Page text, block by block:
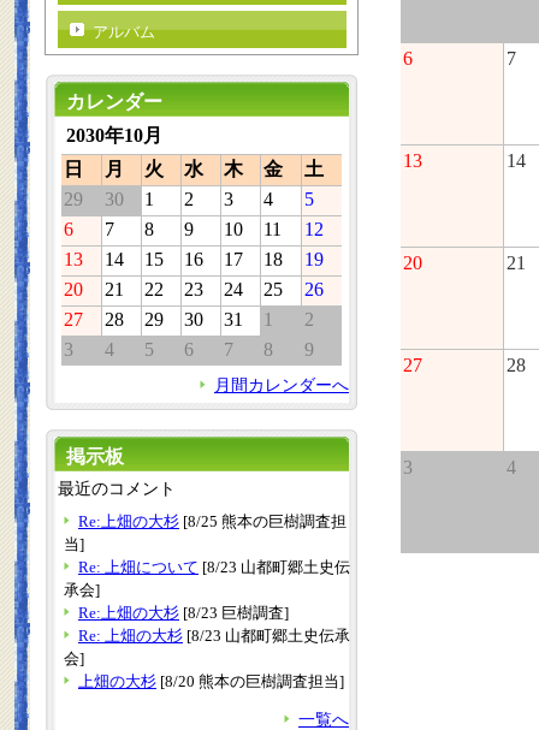
6 7
13 14
20 21
27 28
3 4
アルバム
カレンダー
2030年10月
日
月 火 水 木 金
土
29
30 1 2 3 4
5
6
7 8 9 10 11
12
13
14 15 16 17 18
19
20
21 22 23 24 25
26
27
28 29 30 31 1
2
3
4 5 6 7 8 9
月間カレンダーへ
掲示板
最近のコメント
Re:上畑の大杉 [8/25 熊本の巨樹調査担
当]
Re: 上畑について [8/23 山都町郷土史伝
承会]
Re:上畑の大杉 [8/23 巨樹調査]
Re: 上畑の大杉 [8/23 山都町郷土史伝承
会]
上畑の大杉 [8/20 熊本の巨樹調査担当]
一覧へ